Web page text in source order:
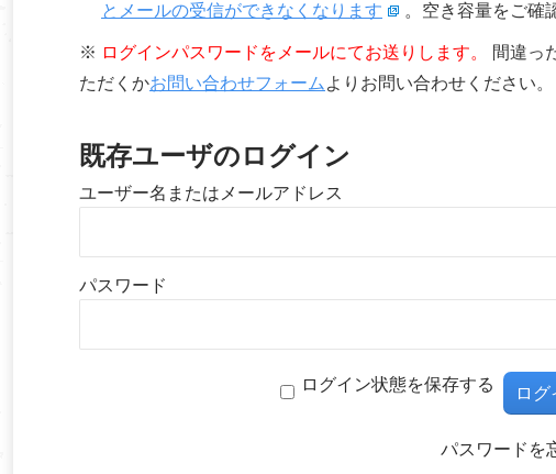
とメールの受信ができなくなります
。空き容量をご確
※ ログインパスワードをメールにてお送りします。
間違っ
ただくかお問い合わせフォーム よりお問い合わせください。
既存ユーザのログイン
ユーザー名またはメールアドレス
パスワード
ログイン状態を保存する
パスワードを